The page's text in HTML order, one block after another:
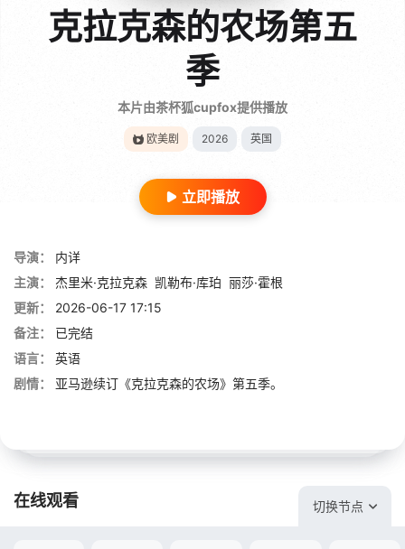
克拉克森的农场第五
季
本片由茶杯狐cupfox提供播放
欧美剧 2026 英国
立即播放
导演：
内详
主演：
杰里米·克拉克森 凯勒布·库珀 丽莎·霍根
更新：
2026-06-17 17:15
备注：
已完结
语言：
英语
剧情：
亚马逊续订《克拉克森的农场》第五季。
在线观看 切换节点